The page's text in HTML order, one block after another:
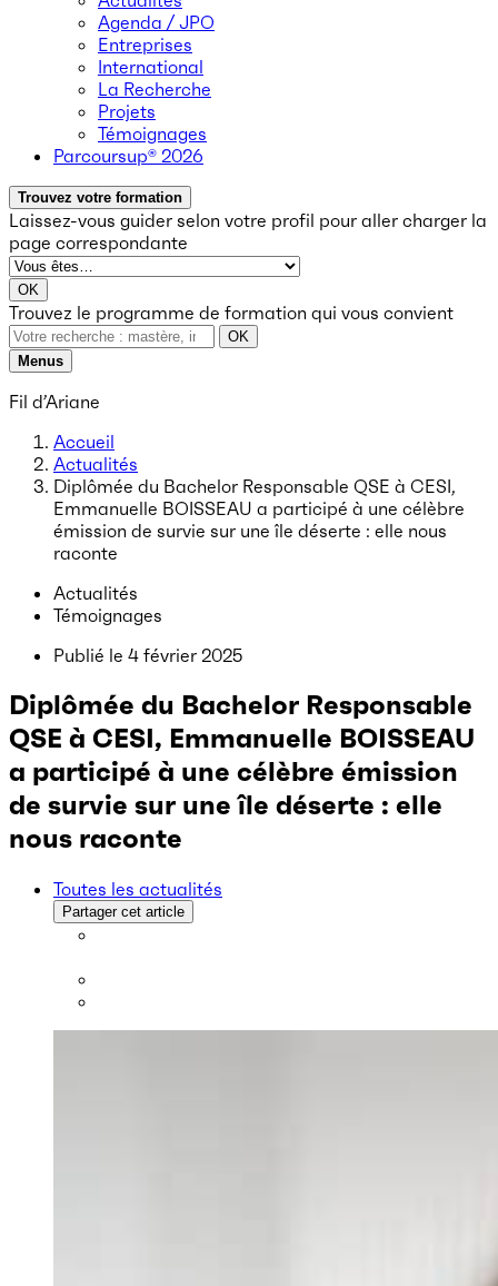
Agenda / JPO
Entreprises
International
La Recherche
Projets
Témoignages
Parcoursup® 2026
Trouvez votre formation
Laissez-vous guider selon votre profil pour aller charger la
page correspondante
OK
Trouvez le programme de formation qui vous convient
OK
Menus
Fil d’Ariane
Accueil
Actualités
Diplômée du Bachelor Responsable QSE à CESI,
Emmanuelle BOISSEAU a participé à une célèbre
émission de survie sur une île déserte : elle nous
raconte
Actualités
Témoignages
Publié le 4 février 2025
Diplômée du Bachelor Responsable
QSE à CESI, Emmanuelle BOISSEAU
a participé à une célèbre émission
de survie sur une île déserte : elle
nous raconte
Toutes les actualités
Partager cet article